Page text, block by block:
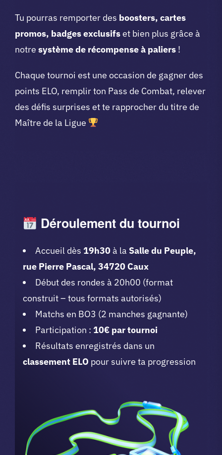
Tu pourras remporter des boosters, cartes
promos, badges exclusifset bien plus grâce à
notre système de récompense à paliers!
Chaque tournoi est une occasion de gagner des
points ELO, remplir ton Pass de Combat, relever
des défis surprises et te rapprocher du titre de
Maître de la Ligue
Déroulement du tournoi
Accueil dès 19h30à la Salle du Peuple,
rue Pierre Pascal, 34720 Caux
Début des rondes à 20h00 (format
construit – tous formats autorisés)
Matchs en BO3 (2 manches gagnante)
Participation : 10€ par tournoi
Résultats enregistrés dans un
classement ELO pour suivre ta progression